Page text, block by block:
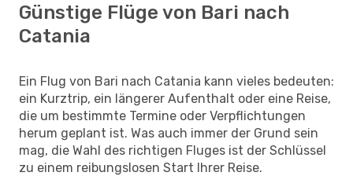
Günstige Flüge von Bari nach
Catania
Ein Flug von Bari nach Catania kann vieles bedeuten:
ein Kurztrip, ein längerer Aufenthalt oder eine Reise,
die um bestimmte Termine oder Verpflichtungen
herum geplant ist. Was auch immer der Grund sein
mag, die Wahl des richtigen Fluges ist der Schlüssel
zu einem reibungslosen Start Ihrer Reise.